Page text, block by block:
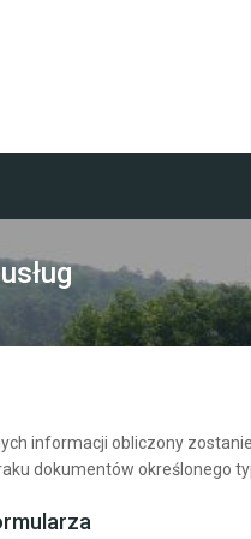
informacji obliczony
dokumentów określonego